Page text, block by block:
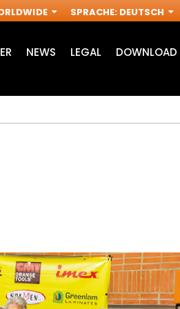
SPRACHE: DEUTSCH
INDUSTRIELLE
OBERFRÄSE FRÄSER
NEWS LEGAL DOWNLOAD